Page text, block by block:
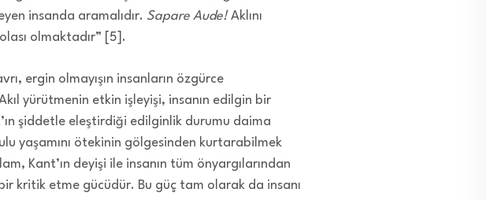
insanda aramalıdır. Sapare Aude! Aklını
olmaktadır” [5].
ergin olmayışın insanların özgürce
yürütmenin etkin işleyişi, insanın edilgin bir
şiddetle eleştirdiği edilginlik durumu daima
yaşamını ötekinin gölgesinden kurtarabilmek
Kant’ın deyişi ile insanın tüm önyargılarından
kritik etme gücüdür. Bu güç tam olarak da insanı